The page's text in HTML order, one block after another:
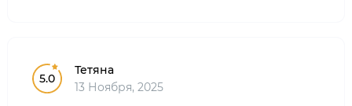
5.0
Тетяна
13 Ноября, 2025